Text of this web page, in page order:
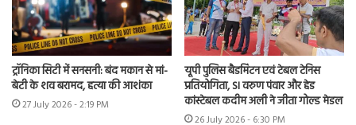
ट्रॉनिका सिटी में सनसनी: बंद मकान से मां-
बेटी के शव बरामद, हत्या की आशंका
27 July 2026 - 2:19 PM
यूपी पुलिस बैडमिंटन एवं टेबल टेनिस
प्रतियोगिता, SI वरुण पंवार और हेड
कांस्टेबल कदीम अली ने जीता गोल्ड मेडल
26 July 2026 - 6:30 PM